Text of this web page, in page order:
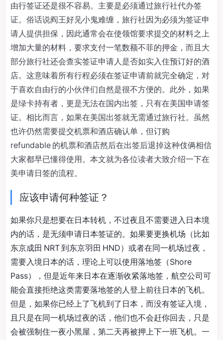
由行签证还是很不容易。主要是必须通过旅行社代办签
证。俗话说阎王好见小鬼难缠，旅行社因为必须为签证申
请人提供担保，因此通常会在使领馆要求提交的材料之上
增加大量的材料，要求支付一笔数额不菲的押金，而且大
部分旅行社还会查实签证申请人是否如实入住预订好的酒
店。这意味着所有行程必须在签证申请前就完全确定，对
于喜欢自由行的小伙伴们自然是很不方便的。此外，如果
是绿卡持有者，更是无法在国内出签，只有在美国申请签
证。相比而言，如果在美国出签就无需通过旅行社。虽然
也许仍然需要提交机票和酒店确认单，但订购
refundable 的机票和酒店然后在出签后退掉这种伎俩相信
大家都早已懂得使用。本文就为各位读者大致介绍一下在
美申请日签的流程。
应该申请何种签证？
如果你只是想要在日本转机，不过夜且不需要进入日本境
内的话，是无须申请日本签证的。如果要更换机场（比如
东京成田 NRT 到东京羽田 HND）或者在同一机场过夜，
需要入境日本的话，理论上可以使用落地签（Shore
Pass），但是近年来日本在逐渐收紧落地签，航空公司可
能会直接拒绝这类需要落地签的人登上前往日本的飞机。
但是，如果你已经上了飞机到了日本，而没有签证入境，
且只是在同一机场过夜的话，他们也不会赶你回去，只是
会被强制住一夜小黑屋，第二天再被押上下一班飞机。一